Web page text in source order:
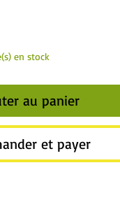
en stock
au panier
et payer